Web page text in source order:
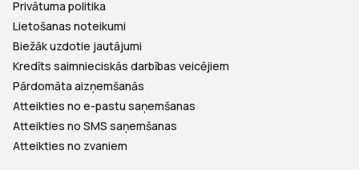
Privātuma politika
Lietošanas noteikumi
Biežāk uzdotie jautājumi
Kredīts saimnieciskās darbības veicējiem
Pārdomāta aizņemšanās
Atteikties no e-pastu saņemšanas
Atteikties no SMS saņemšanas
Atteikties no zvaniem